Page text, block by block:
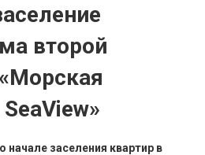
второй
заселения квартир в